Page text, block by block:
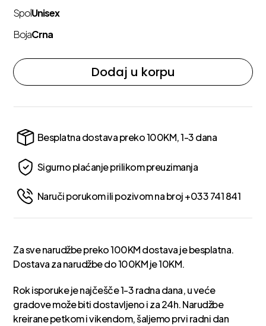
SpolUnisex
BojaCrna
Dodaj u korpu
Besplatna dostava preko 100KM, 1-3 dana
Sigurno plaćanje prilikom preuzimanja
Naruči porukom ili pozivom na broj +033 741 841
Za sve narudžbe preko 100KM dostava je besplatna.
Dostava za narudžbe do 100KM je 10KM.
Rok isporuke je najčešče 1-3 radna dana, u veće
gradove može biti dostavljeno i za 24h. Narudžbe
kreirane petkom i vikendom, šaljemo prvi radni dan